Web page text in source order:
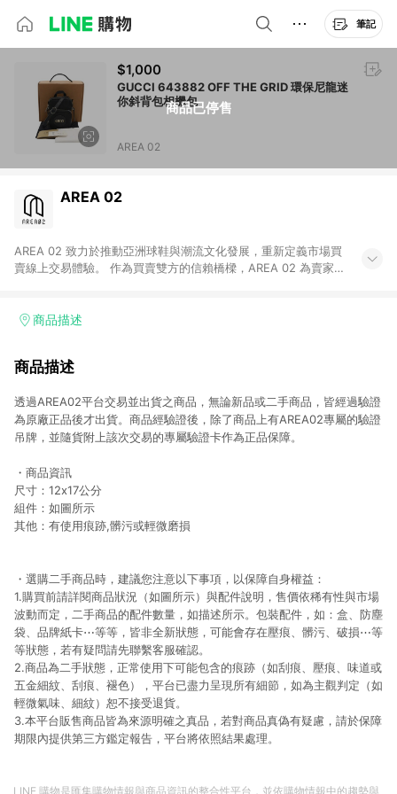
筆記
商品已停售
$1,000
GUCCI 643882 OFF THE GRID 環保尼龍迷
你斜背包相機包
AREA 02
AREA 02
AREA 02 致力於推動亞洲球鞋與潮流文化發展，重新定義市場買
賣線上交易體驗。 作為買賣雙方的信賴橋樑，AREA 02 為賣家提
鞋、街頭服飾與收藏品交易平台。 客服專線：+886-2-2706-
商品描述
商品描述
透過AREA02平台交易並出貨之商品，無論新品或二手商品，皆經過驗證
為原廠正品後才出貨。商品經驗證後，除了商品上有AREA02專屬的驗證
吊牌，並隨貨附上該次交易的專屬驗證卡作為正品保障。
・商品資訊
尺寸：12x17公分
組件：如圖所示
其他：有使用痕跡,髒污或輕微磨損
・選購二手商品時，建議您注意以下事項，以保障自身權益：
1.購買前請詳閱商品狀況（如圖所示）與配件說明，售價依稀有性與市場
波動而定，二手商品的配件數量，如描述所示。包裝配件，如：盒、防塵
袋、品牌紙卡⋯等等，皆非全新狀態，可能會存在壓痕、髒污、破損⋯等
等狀態，若有疑問請先聯繫客服確認。
2.商品為二手狀態，正常使用下可能包含的痕跡（如刮痕、壓痕、味道或
五金細紋、刮痕、褪色），平台已盡力呈現所有細節，如為主觀判定（如
輕微氣味、細紋）恕不接受退貨。
3.本平台販售商品皆為來源明確之真品，若對商品真偽有疑慮，請於保障
期限內提供第三方鑑定報告，平台將依照結果處理。
LINE 購物是匯集購物情報與商品資訊的整合性平台，並依購物情報中的趨勢與